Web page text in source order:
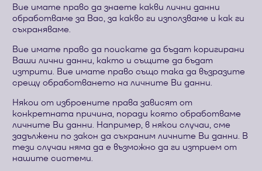
Вие имате право да знаете какви лични данни
обработваме за Вас, за какво ги използваме и как ги
съхраняваме.
Вие имате право да поискате да бъдат коригирани
Ваши лични данни, както и същите да бъдат
изтрити. Вие имате право също така да възразите
срещу обработването на личните Ви данни.
Някои от изброените права зависят от
конкретната причина, поради която обработваме
личните Ви данни. Например, в някои случаи, сме
задължени по закон да съхраним личните Ви данни. В
тези случаи няма да е възможно да ги изтрием от
нашите системи.